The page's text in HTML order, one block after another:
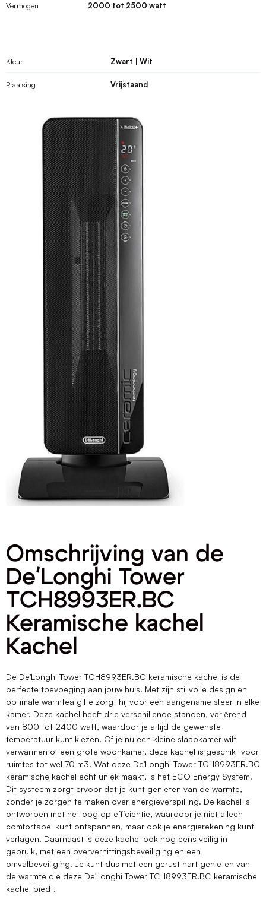
Vermogen 2000 tot 2500 watt
Kleur Zwart | Wit
Plaatsing Vrijstaand
Omschrijving van de
De'Longhi Tower
TCH8993ER.BC
Keramische kachel
Kachel
De De'Longhi Tower TCH8993ER.BC keramische kachel is de
perfecte toevoeging aan jouw huis. Met zijn stijlvolle design en
optimale warmteafgifte zorgt hij voor een aangename sfeer in elke
kamer. Deze kachel heeft drie verschillende standen, variërend
van 800 tot 2400 watt, waardoor je altijd de gewenste
temperatuur kunt kiezen. Of je nu een kleine slaapkamer wilt
verwarmen of een grote woonkamer, deze kachel is geschikt voor
ruimtes tot wel 70 m3. Wat deze De'Longhi Tower TCH8993ER.BC
keramische kachel echt uniek maakt, is het ECO Energy System.
Dit systeem zorgt ervoor dat je kunt genieten van de warmte,
zonder je zorgen te maken over energieverspilling. De kachel is
ontworpen met het oog op efficiëntie, waardoor je niet alleen
comfortabel kunt ontspannen, maar ook je energierekening kunt
verlagen. Daarnaast is deze kachel ook nog eens veilig in
gebruik, met een oververhittingsbeveiliging en een
omvalbeveiliging. Je kunt dus met een gerust hart genieten van
de warmte die deze De'Longhi Tower TCH8993ER.BC keramische
kachel biedt.